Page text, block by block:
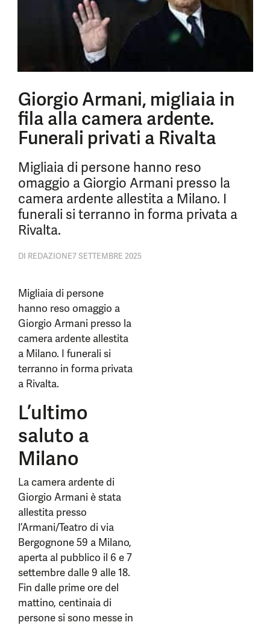
Giorgio Armani, migliaia in
fila alla camera ardente.
Funerali privati a Rivalta
Migliaia di persone hanno reso
omaggio a Giorgio Armani presso la
camera ardente allestita a Milano. I
funerali si terranno in forma privata a
Rivalta.
DI REDAZIONE7 SETTEMBRE 2025
Migliaia di persone
hanno reso omaggio a
Giorgio Armani presso la
camera ardente allestita
a Milano. I funerali si
terranno in forma privata
a Rivalta.
L’ultimo
saluto a
Milano
La camera ardente di
Giorgio Armani è stata
allestita presso
l’Armani/Teatro di via
Bergognone 59 a Milano,
aperta al pubblico il 6 e 7
settembre dalle 9 alle 18.
Fin dalle prime ore del
mattino, centinaia di
persone si sono messe in